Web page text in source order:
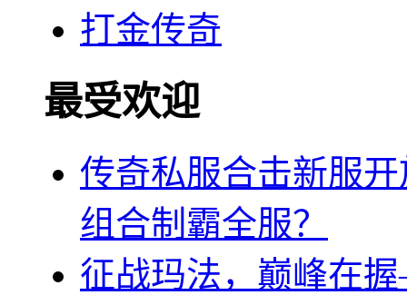
打金传奇
最受欢迎
传奇私服合击新服
组合制霸全服？
征战玛法，巅峰在